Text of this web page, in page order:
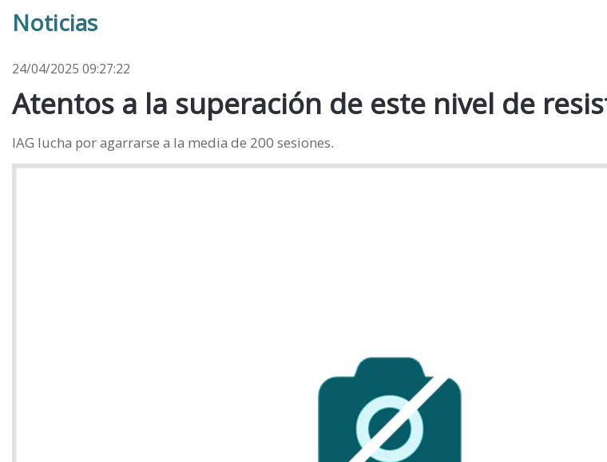
Noticias
24/04/2025 09:27:22
Atentos a la superación de este nivel de
IAG lucha por agarrarse a la media de 200 sesiones.